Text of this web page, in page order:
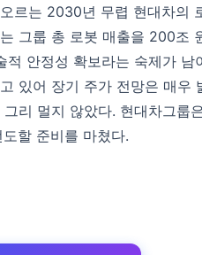
르는 2030년 무렵 현대차의
그룹 총 로봇 매출을 200조
안정성 확보라는 숙제가 남
있어 장기 주가 전망은 매우
리 멀지 않았다. 현대차그룹
할 준비를 마쳤다.